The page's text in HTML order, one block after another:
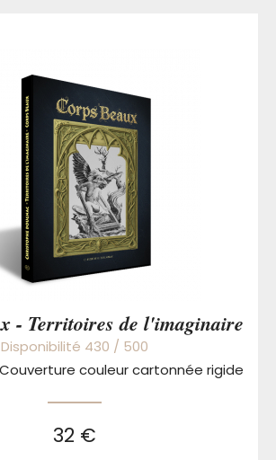
- Territoires de l'imaginaire
Disponibilité 430 / 500
Couverture couleur cartonnée rigide
32 €